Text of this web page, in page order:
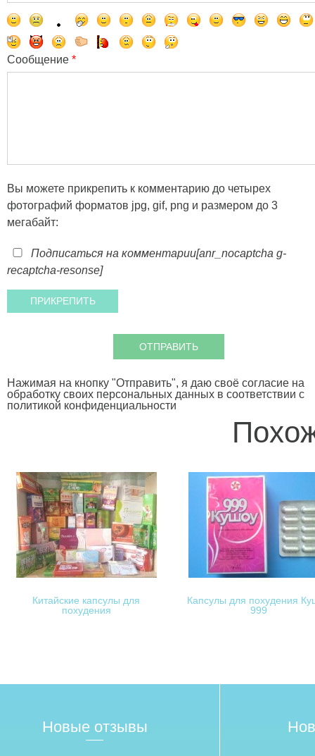
Сообщение *
Вы можете прикрепить к комментарию до четырех
фотографий форматов jpg, gif, png и размером до 3
мегабайт:
Подписаться на комментарии[anr_nocaptcha g-
recaptcha-resonse]
Нажимая на кнопку "Отправить", я даю своё согласие на
обработку своих персональных данных в соответствии с
политикой конфиденциальности
Китайские капсулы для
похудения
Капсулы для похудения
999
Новые отзывы